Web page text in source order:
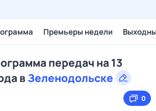
Премьеры недели
передач на 13
вЗеленодольске
0